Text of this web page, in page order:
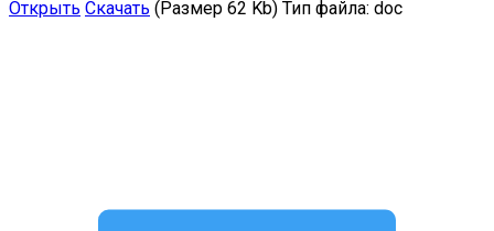
Открыть Скачать (Размер 62 Kb) Тип файла: doc